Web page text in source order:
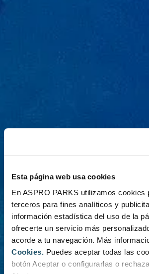
Esta página web usa cookies
En ASPRO PARKS utilizamos cookies
terceros para fines analíticos y
información estadística del uso de la
ofrecerte un servicio más
acorde a tu navegación. Más
Cookies.
Puedes aceptar todas las
botón Aceptar o configurarlas o